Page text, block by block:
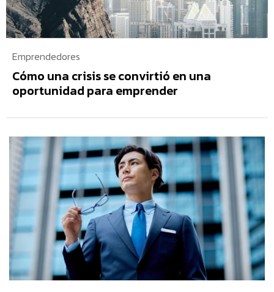
Emprendedores
Cómo una crisis se convirtió en una
oportunidad para emprender